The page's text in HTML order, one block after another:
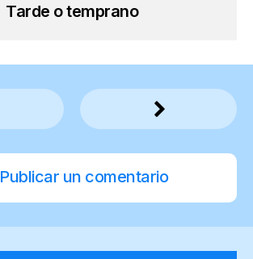
Tarde o temprano
Publicar un comentario